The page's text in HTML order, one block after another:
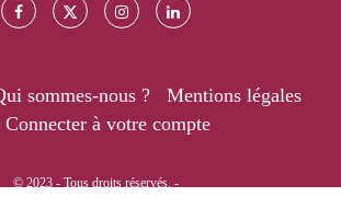
sommes-nous ?
Mentions légales
Connecter à votre compte
© 2023 - Tous droits réservés. -